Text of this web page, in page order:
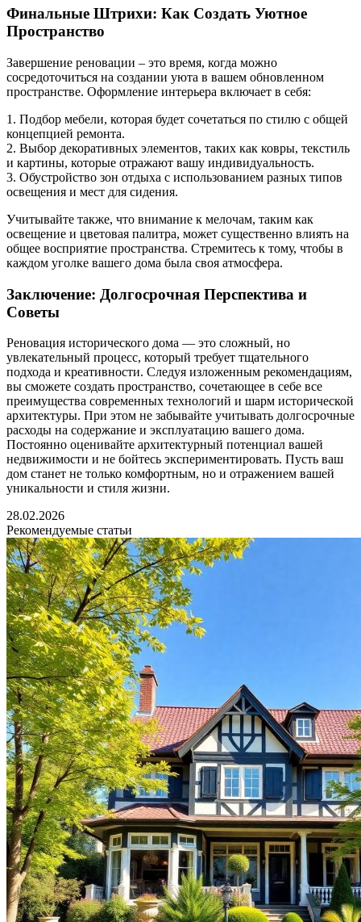
Финальные Штрихи: Как Создать Уютное
Пространство
Завершение реновации – это время, когда можно
сосредоточиться на создании уюта в вашем обновленном
пространстве. Оформление интерьера включает в себя:
1. Подбор мебели, которая будет сочетаться по стилю с общей
концепцией ремонта.
2. Выбор декоративных элементов, таких как ковры, текстиль
и картины, которые отражают вашу индивидуальность.
3. Обустройство зон отдыха с использованием разных типов
освещения и мест для сидения.
Учитывайте также, что внимание к мелочам, таким как
освещение и цветовая палитра, может существенно влиять на
общее восприятие пространства. Стремитесь к тому, чтобы в
каждом уголке вашего дома была своя атмосфера.
Заключение: Долгосрочная Перспектива и
Советы
Реновация исторического дома — это сложный, но
увлекательный процесс, который требует тщательного
подхода и креативности. Следуя изложенным рекомендациям,
вы сможете создать пространство, сочетающее в себе все
преимущества современных технологий и шарм исторической
архитектуры. При этом не забывайте учитывать долгосрочные
расходы на содержание и эксплуатацию вашего дома.
Постоянно оценивайте архитектурный потенциал вашей
недвижимости и не бойтесь экспериментировать. Пусть ваш
дом станет не только комфортным, но и отражением вашей
уникальности и стиля жизни.
28.02.2026
Рекомендуемые статьи